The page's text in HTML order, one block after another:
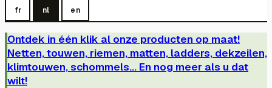
fr nl en
Ontdek in één klik al onze producten op maat!
Netten, touwen, riemen, matten, ladders, dekzeilen,
klimtouwen, schommels... En nog meer als u dat
wilt!